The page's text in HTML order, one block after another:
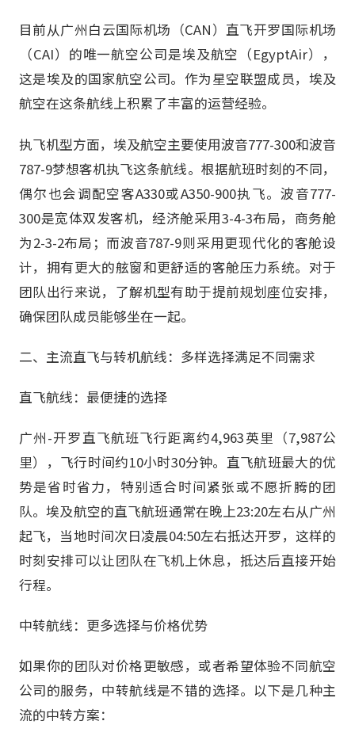
目前从广州白云国际机场（CAN）直飞开罗国际机场
（CAI）的唯一航空公司是埃及航空（EgyptAir），
这是埃及的国家航空公司。作为星空联盟成员，埃及
航空在这条航线上积累了丰富的运营经验。
执飞机型方面，埃及航空主要使用波音777-300和波音
787-9梦想客机执飞这条航线。根据航班时刻的不同，
偶尔也会调配空客A330或A350-900执飞。波音777-
300是宽体双发客机，经济舱采用3-4-3布局，商务舱
为2-3-2布局；而波音787-9则采用更现代化的客舱设
计，拥有更大的舷窗和更舒适的客舱压力系统。对于
团队出行来说，了解机型有助于提前规划座位安排，
确保团队成员能够坐在一起。
二、主流直飞与转机航线：多样选择满足不同需求
直飞航线：最便捷的选择
广州-开罗直飞航班飞行距离约4,963英里（7,987公
里），飞行时间约10小时30分钟。直飞航班最大的优
势是省时省力，特别适合时间紧张或不愿折腾的团
队。埃及航空的直飞航班通常在晚上23:20左右从广州
起飞，当地时间次日凌晨04:50左右抵达开罗，这样的
时刻安排可以让团队在飞机上休息，抵达后直接开始
行程。
中转航线：更多选择与价格优势
如果你的团队对价格更敏感，或者希望体验不同航空
公司的服务，中转航线是不错的选择。以下是几种主
流的中转方案：